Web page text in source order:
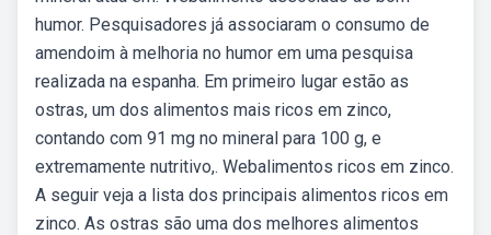
humor. Pesquisadores já associaram o consumo de
amendoim à melhoria no humor em uma pesquisa
realizada na espanha. Em primeiro lugar estão as
ostras, um dos alimentos mais ricos em zinco,
contando com 91 mg no mineral para 100 g, e
extremamente nutritivo,. Webalimentos ricos em zinco.
A seguir veja a lista dos principais alimentos ricos em
zinco. As ostras são uma dos melhores alimentos